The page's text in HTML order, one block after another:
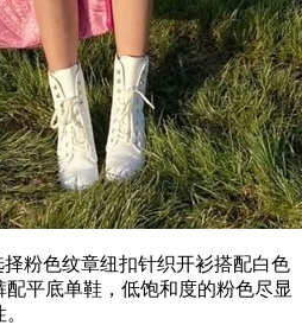
色纹章纽扣针织开衫搭配白色
平底单鞋，低饱和度的粉色尽显